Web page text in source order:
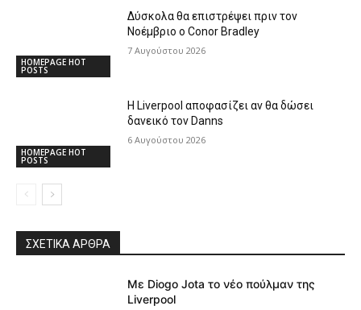
HOMEPAGE HOT
POSTS
Δύσκολα θα επιστρέψει πριν τον
Νοέμβριο ο Conor Bradley
7 Αυγούστου 2026
HOMEPAGE HOT
POSTS
Η Liverpool αποφασίζει αν θα δώσει
δανεικό τον Danns
6 Αυγούστου 2026
ΣΧΕΤΙΚΆ ΆΡΘΡΑ
Με Diogo Jota το νέο πούλμαν της
Liverpool